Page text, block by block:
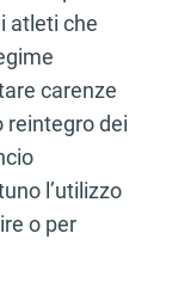
atleti che
carenze
reintegro dei
l’utilizzo
o per